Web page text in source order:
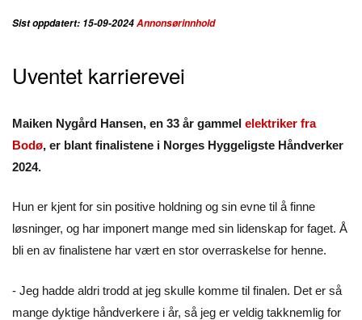
Sist oppdatert: 15-09-2024Annonsørinnhold
Uventet karrierevei
Maiken Nygård Hansen, en 33 år gammel elektriker fra
Bodø, er blant finalistene i Norges Hyggeligste Håndverker
2024.
Hun er kjent for sin positive holdning og sin evne til å finne
løsninger, og har imponert mange med sin lidenskap for faget. Å
bli en av finalistene har vært en stor overraskelse for henne.
- Jeg hadde aldri trodd at jeg skulle komme til finalen. Det er så
mange dyktige håndverkere i år, så jeg er veldig takknemlig for